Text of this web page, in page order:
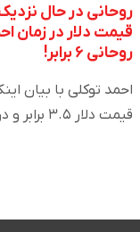
روحانی در حال
روحانی ۶ برابر!
احمد توکلی با بیان
قیمت دلار ۳.۵ برابر و در زمان ریاست جمهوری آقای روحانی قیمت…